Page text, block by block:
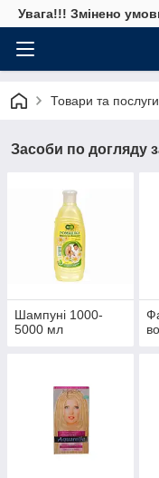
Увага!!! Змінено
Товари та послуги
Засоби по догляду
Шампуні 1000-
5000 мл